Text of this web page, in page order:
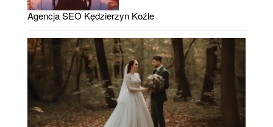
Agencja SEO Kędzierzyn Koźle